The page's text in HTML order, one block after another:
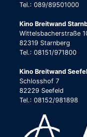
Tel.: 089/89501000
Kino Breitwand
Wittelsbacherstraße
82319 Starnberg
Tel.: 08151/971800
Kino Breitwand
Schlosshof 7
82229 Seefeld
Tel.: 08152/981898